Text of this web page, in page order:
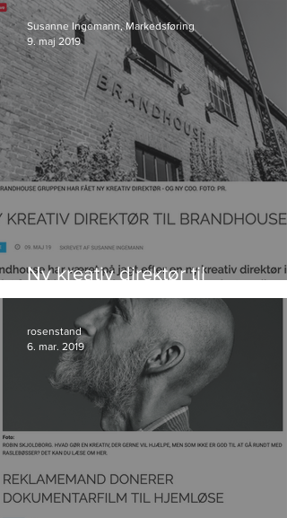
Ny kreativ direktør til
Brandhouse
Susanne Ingemann, Markedsføring
9. maj 2019
rosenstand
6. mar. 2019